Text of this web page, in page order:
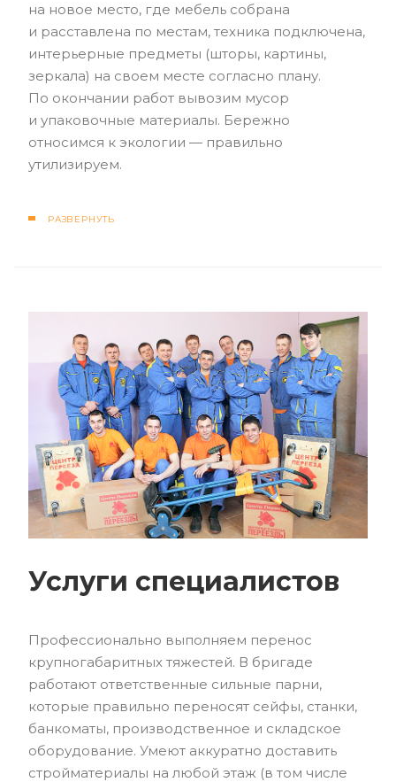
на новое место, где мебель собрана
и расставлена по местам, техника подключена,
интерьерные предметы (шторы, картины,
зеркала) на своем месте согласно плану.
По окончании работ вывозим мусор
и упаковочные материалы. Бережно
относимся к экологии — правильно
утилизируем.
РАЗВЕРНУТЬ
Услуги специалистов
Профессионально выполняем перенос
крупногабаритных тяжестей. В бригаде
работают ответственные сильные парни,
которые правильно переносят сейфы, станки,
банкоматы, производственное и складское
оборудование. Умеют аккуратно доставить
стройматериалы на любой этаж (в том числе